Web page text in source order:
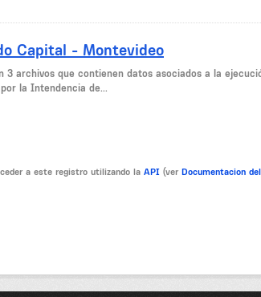
Capital - Montevideo
3 archivos que contienen datos asociados a la
la Intendencia de...
a este registro utilizando la API (ver Documentacion